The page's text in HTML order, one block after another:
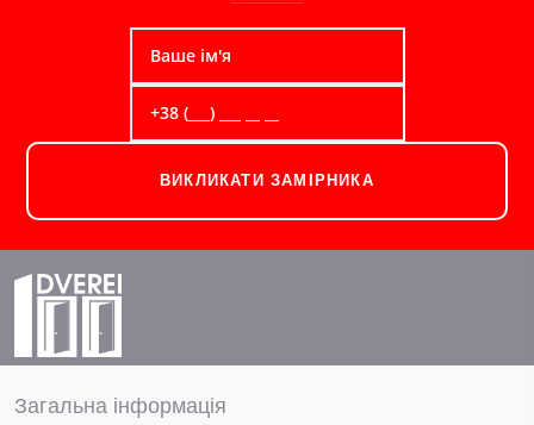
ВИКЛИКАТИ ЗАМІРНИКА
Загальна інформація